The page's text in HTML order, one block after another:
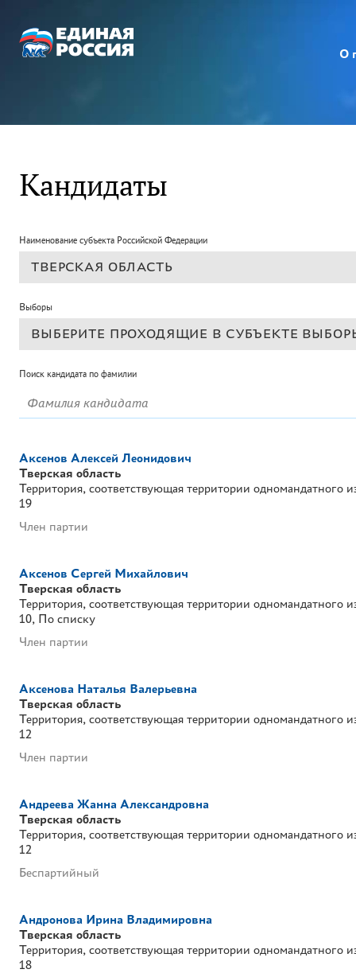
О
Кандидаты
Наименование субъекта Российской Федерации
Выборы
Поиск кандидата по фамилии
Аксенов Алексей Леонидович
Тверская область
Территория, соответствующая территории
19
Член партии
Аксенов Сергей Михайлович
Тверская область
Территория, соответствующая территории
10 По списку
Член партии
Аксенова Наталья Валерьевна
Тверская область
Территория, соответствующая территории
12
Член партии
Андреева Жанна Александровна
Тверская область
Территория, соответствующая территории
12
Беспартийный
Андронова Ирина Владимировна
Тверская область
Территория, соответствующая территории
18